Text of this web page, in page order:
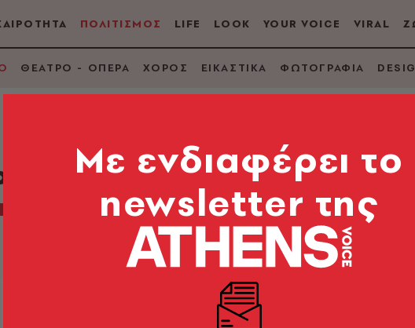
ΠΟΛΙΤΙΣΜΟΣ LIFE LOOK YOUR VOICE VIRAL
ΘΕΑΤΡΟ - ΟΠΕΡΑ ΧΟΡΟΣ ΕΙΚΑΣΤΙΚΑ ΦΩΤΟΓΡΑΦΙΑ
Mε ενδιαφέρει το
newsletter της